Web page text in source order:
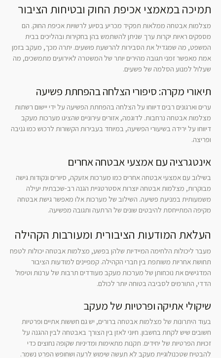
תמיכה במאמצי אכיפת החוק ובטיחות הציבור
מצלמות אבטחה ממלאות תפקיד מכריע בסיוע לרשויות אכיפת החוק. הם
מספקים ראיות יקרות ערך שניתן להשתמש בהן בחקירות ובהליכים בבית
המשפט, מה שמגדיל את הסבירות להרשעת פושעים. יתרה מכך, מעקב בזמן
אמת מאפשר זמני תגובה מהירים יותר של המשטרה לאירועים מתמשכים, מה
שעלול למנוע הסלמה של פשעים.
תיאורי מקרה: סיפורי הצלחה בהפחתת פשיעה
ערים וארגונים רבים דיווחו על הצלחה בהפחתת הפשיעה על ידי יישום רשתות
מצלמות אבטחה נרחבות. לדוגמה, אזורים עירוניים שהציגו מערכות מעקב
דיווחו על ירידה בשיעורי הפשיעה, במיוחד בעבירות הקשורות לרכוש כמו גניבה
ופריצה.
אינטגרציה עם אמצעי אבטחה אחרים
בשילוב עם אמצעי אבטחה אחרים כמו מערכות אזעקה, סיורים ונקודות גישה
מבוקרות, מצלמות אבטחה יוצרות אסטרטגיית הגנה רב-שכבתית יעילה
משמעותית במניעת פשיעה. השילוב של מערכות אלו מאפשר גישת אבטחה
מקיפה המתייחסת להיבטים שונים של הרתעה ותגובה מפשיעה.
העלאת המודעות הציבורית ומעורבות הקהילה
מעבר ליכולות הלחימה המיידיות שלהן בפשע, מצלמות אבטחה יכולות לטפח
תחושת אחריות משותפת בין חברי הקהילה. קמפיינים למודעות הציבור
המדגישים את נוכחותן של מערכות מעקב מעודדים תרבות של ערנות וטיפול
הדדי, התורמים לסביבה בטוחה יותר לכולם.
שיקולי אתיקה ופרטיות של מעקב
בעוד היתרונות של מצלמות אבטחה ברורים, יש גם חששות אתיים ופרטיות
חשובים שיש לקחת בחשבון. חיוני לאזן בין הצורך באבטחה לבין ההגנה על
זכויות הפרטיות של יחידים. תקנות מתאימות ומדיניות שקופה נחוצים כדי
להבטיח שטכנולוגיית מעקב לא תעשה שימוש לרעה ושחופש הפרט נשמר.